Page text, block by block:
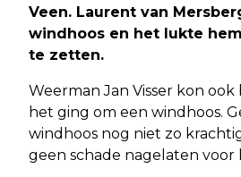
Veen. Laurent van
windhoos en het lukte
te zetten.
Weerman Jan Visser kon
het ging om een windhoos.
windhoos nog niet zo
geen schade nagelaten voor